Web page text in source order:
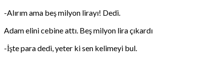
-Alırım ama beş milyon lirayı! Dedi.
Adam elini cebine attı. Beş milyon lira çıkardı
-İşte para dedi, yeter ki sen kelimeyi bul.